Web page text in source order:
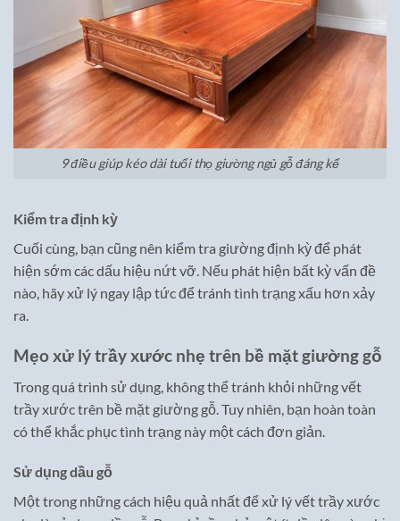
9 điều giúp kéo dài tuổi thọ giường ngủ gỗ đáng kể
Kiểm tra định kỳ
Cuối cùng, bạn cũng nên kiểm tra giường định kỳ để phát
hiện sớm các dấu hiệu nứt vỡ. Nếu phát hiện bất kỳ vấn đề
nào, hãy xử lý ngay lập tức để tránh tình trạng xấu hơn xảy
ra.
Mẹo xử lý trầy xước nhẹ trên bề mặt giường gỗ
Trong quá trình sử dụng, không thể tránh khỏi những vết
trầy xước trên bề mặt giường gỗ. Tuy nhiên, bạn hoàn toàn
có thể khắc phục tình trạng này một cách đơn giản.
Sử dụng dầu gỗ
Một trong những cách hiệu quả nhất để xử lý vết trầy xước